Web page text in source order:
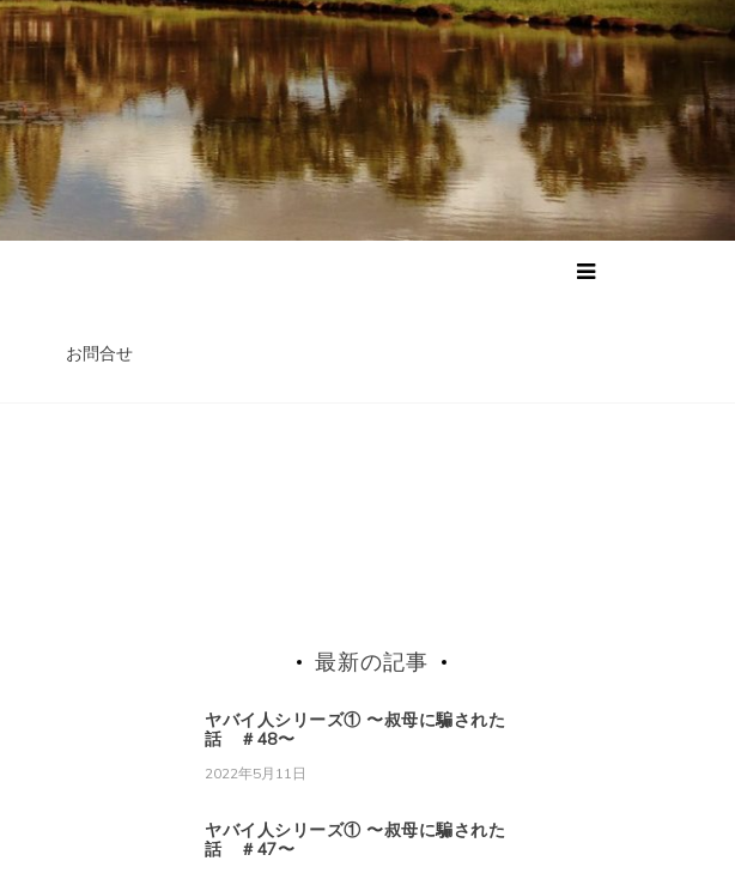
お問合せ
最新の記事
ヤバイ人シリーズ① 〜叔母に騙された
話 ＃48〜
2022年5月11日
ヤバイ人シリーズ① 〜叔母に騙された
話 ＃47〜